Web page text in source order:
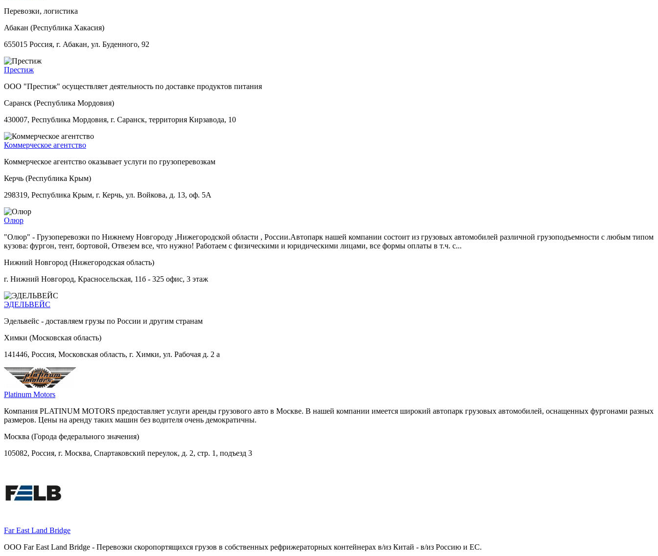
Перевозки, логистика
Абакан (Республика Хакасия)
655015 Россия, г. Абакан, ул. Буденного, 92
Престиж
ООО "Престиж" осуществляет деятельность по доставке продуктов питания
Саранск (Республика Мордовия)
430007, Республика Мордовия, г. Саранск, территория Кирзавода, 10
Коммерческое агентство
Коммерческое агентство оказывает услуги по грузоперевозкам
Керчь (Республика Крым)
298319, Республика Крым, г. Керчь, ул. Войкова, д. 13, оф. 5А
Олюр
"Олюр" - Грузоперевозки по Нижнему Новгороду ,Нижегородской области , России.Автопарк нашей компании состоит из грузовых автомобилей различной грузоподъемности с любым типом
кузова: фургон, тент, бортовой, Отвезем все, что нужно! Работаем с физическими и юридическими лицами, все формы оплаты в т.ч. с...
Нижний Новгород (Нижегородская область)
г. Нижний Новгород, Красносельская, 11б - 325 офис, 3 этаж
ЭДЕЛЬВЕЙС
Эдельвейс - доставляем грузы по России и другим странам
Химки (Московская область)
141446, Россия, Московская область, г. Химки, ул. Рабочая д. 2 а
Platinum Motors
Компания PLATINUM MOTORS предоставляет услуги аренды грузового авто в Москве. В нашей компании имеется широкий автопарк грузовых автомобилей, оснащенных фургонами разных
размеров. Цены на аренду таких машин без водителя очень демократичны.
Москва (Города федерального значения)
105082, Россия, г. Москва, Спартаковский переулок, д. 2, стр. 1, подъезд 3
Far East Land Bridge
ООО Far East Land Bridge - Перевозки скоропортящихся грузов в собственных рефрижераторных контейнерах в/из Китай - в/из Россию и ЕС.